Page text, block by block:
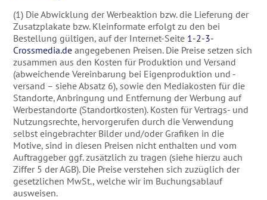
(1) Die Abwicklung der Werbeaktion bzw. die Lieferung der
Zusatzplakate bzw. Kleinformate erfolgt zu den bei
Bestellung gültigen, auf der Internet-Seite 1-2-3-
Crossmedia.de angegebenen Preisen. Die Preise setzen sich
zusammen aus den Kosten für Produktion und Versand
(abweichende Vereinbarung bei Eigenproduktion und -
versand – siehe Absatz 6), sowie den Mediakosten für die
Standorte, Anbringung und Entfernung der Werbung auf
Werbestandorte (Standortkosten). Kosten für Vertrags- und
Nutzungsrechte, hervorgerufen durch die Verwendung
selbst eingebrachter Bilder und/oder Grafiken in die
Motive, sind in diesen Preisen nicht enthalten und vom
Auftraggeber ggf. zusätzlich zu tragen (siehe hierzu auch
Ziffer 5 der AGB). Die Preise verstehen sich zuzüglich der
gesetzlichen MwSt., welche wir im Buchungsablauf
ausweisen.